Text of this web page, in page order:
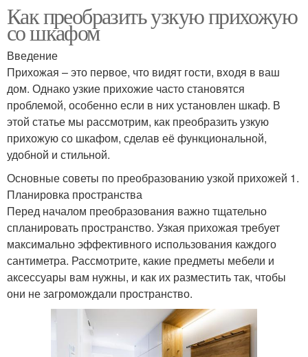
Как преобразить узкую прихожую
со шкафом
Введение
Прихожая – это первое, что видят гости, входя в ваш
дом. Однако узкие прихожие часто становятся
проблемой, особенно если в них установлен шкаф. В
этой статье мы рассмотрим, как преобразить узкую
прихожую со шкафом, сделав её функциональной,
удобной и стильной.
Основные советы по преобразованию узкой прихожей 1.
Планировка пространства
Перед началом преобразования важно тщательно
спланировать пространство. Узкая прихожая требует
максимально эффективного использования каждого
сантиметра. Рассмотрите, какие предметы мебели и
аксессуары вам нужны, и как их разместить так, чтобы
они не загромождали пространство.